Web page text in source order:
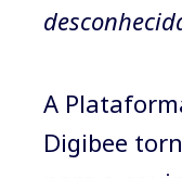
A
Digibee